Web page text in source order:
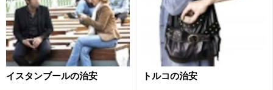
す！
イスタンブールの治安 トルコの治安